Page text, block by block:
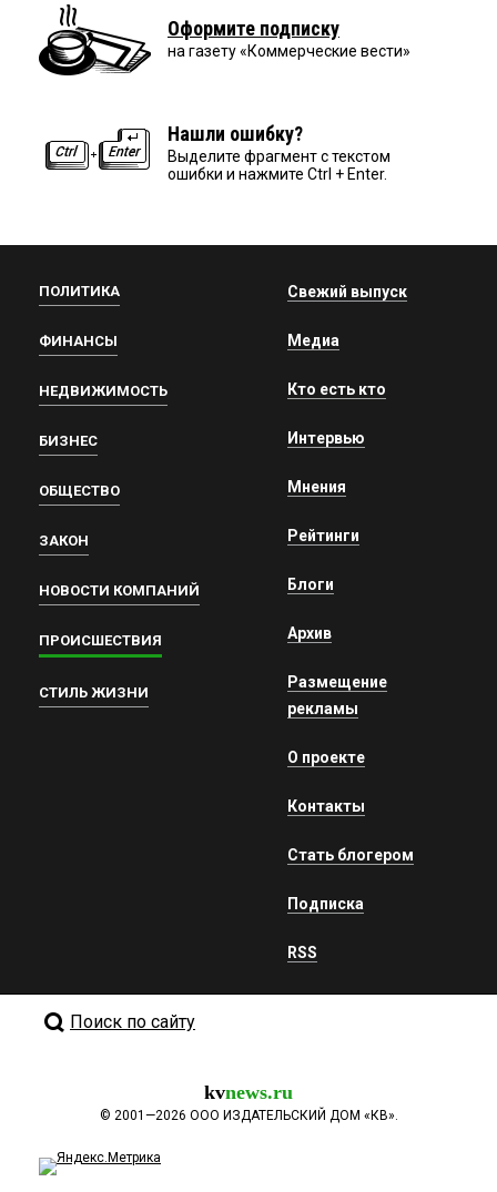
Оформите подписку
на газету «Коммерческие вести»
Нашли ошибку?
Выделите фрагмент с текстом
ошибки и нажмите Ctrl + Enter.
ПОЛИТИКА
ФИНАНСЫ
НЕДВИЖИМОСТЬ
БИЗНЕС
ОБЩЕСТВО
ЗАКОН
НОВОСТИ КОМПАНИЙ
ПРОИСШЕСТВИЯ
СТИЛЬ ЖИЗНИ
Свежий выпуск
Медиа
Кто есть кто
Интервью
Мнения
Рейтинги
Блоги
Архив
Размещение
рекламы
О проекте
Контакты
Стать блогером
Подписка
RSS
Поиск по сайту
kvnews.ru
© 2001—2026 ООО ИЗДАТЕЛЬСКИЙ ДОМ «КВ».